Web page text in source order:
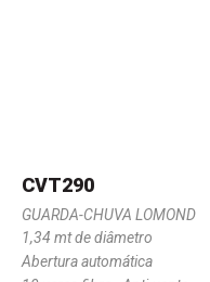
CVT290
GUARDA-CHUVA LOMOND
1,34 mt de diâmetro
Abertura automática